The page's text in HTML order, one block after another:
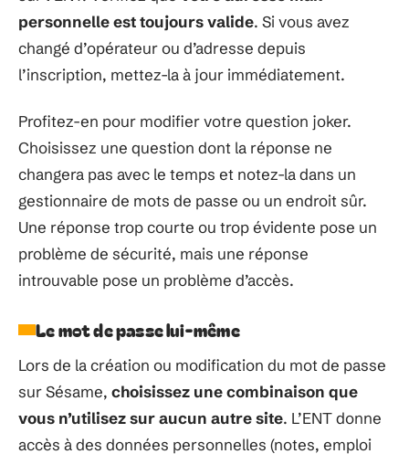
personnelle est toujours valide. Si vous avez
changé d’opérateur ou d’adresse depuis
l’inscription, mettez-la à jour immédiatement.
Profitez-en pour modifier votre question joker.
Choisissez une question dont la réponse ne
changera pas avec le temps et notez-la dans un
gestionnaire de mots de passe ou un endroit sûr.
Une réponse trop courte ou trop évidente pose un
problème de sécurité, mais une réponse
introuvable pose un problème d’accès.
Le mot de passe lui-même
Lors de la création ou modification du mot de passe
sur Sésame, choisissez une combinaison que
vous n’utilisez sur aucun autre site. L’ENT donne
accès à des données personnelles (notes, emploi